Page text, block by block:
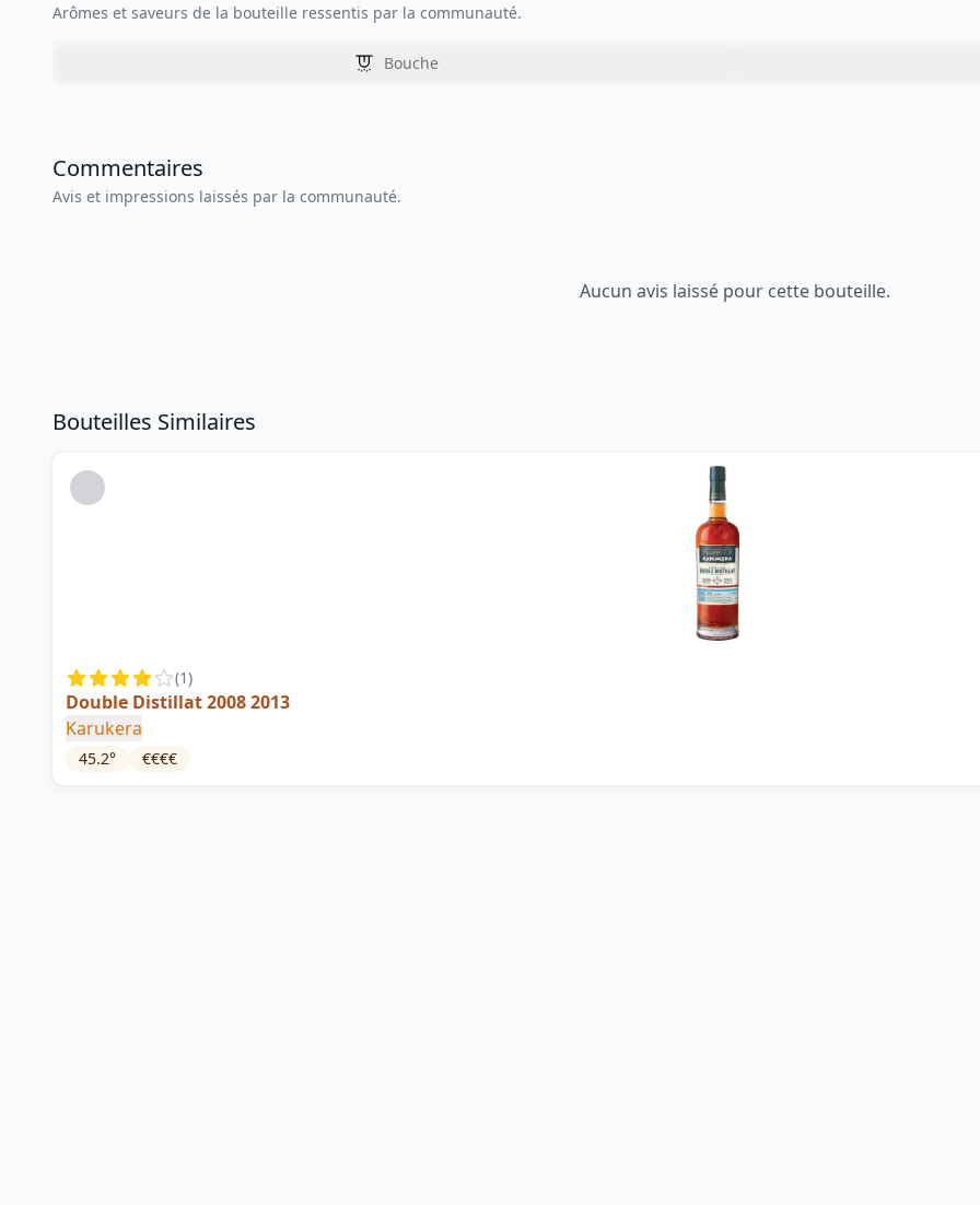
Arômes et saveurs de la bouteille ressentis par la communauté.
Bouche
Commentaires
Avis et impressions laissés par la communauté.
Aucun avis laissé pour cette bouteille.
Bouteilles Similaires
(1)
Double Distillat 2008 2013
Karukera
45.2° €€€€